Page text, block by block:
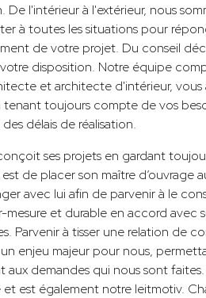
De l'intérieur à l'extérieur, nous
à toutes les situations pour
de votre projet. Du conseil
disposition. Notre équipe
et architecte d'intérieur,
tenant toujours compte de vos
délais de réalisation.
ses projets en gardant
de placer son maître d’ouvrage
avec lui afin de parvenir à le
mesure et durable en accord avec
Parvenir à tisser une relation de
enjeu majeur pour nous,
aux demandes qui nous sont
et est également notre leitmotiv.